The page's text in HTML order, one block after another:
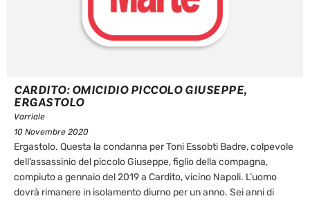
CARDITO: OMICIDIO PICCOLO GIUSEPPE,
ERGASTOLO
Varriale
10 Novembre 2020
Ergastolo. Questa la condanna per Toni Essobti Badre, colpevole
dell’assassinio del piccolo Giuseppe, figlio della compagna,
compiuto a gennaio del 2019 a Cardito, vicino Napoli. L’uomo
dovrà rimanere in isolamento diurno per un anno. Sei anni di